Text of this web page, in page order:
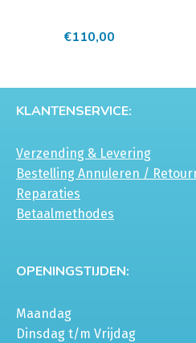
€110,00
KLANTENSERVICE:
Verzending & Levering
Bestelling Annuleren /
Reparaties
Betaalmethodes
OPENINGSTIJDEN:
Maandag
Dinsdag t/m Vrijdag